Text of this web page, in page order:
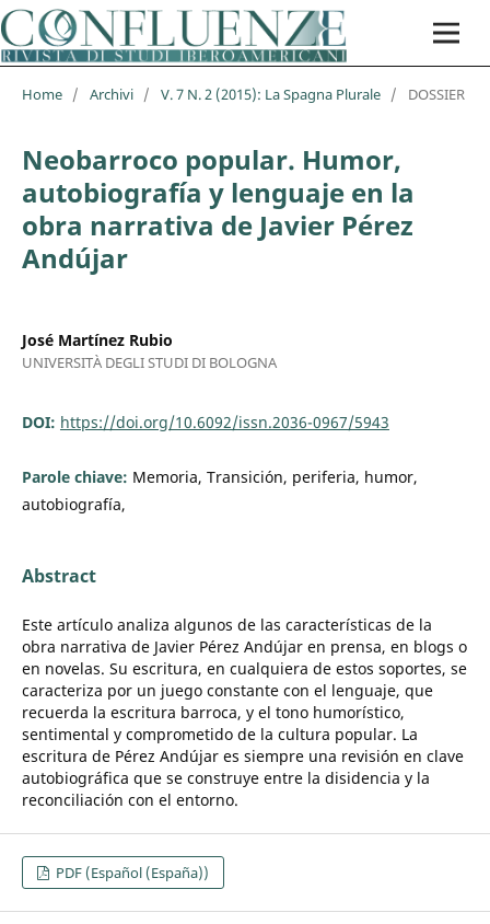
Home / Archivi / V. 7 N. 2 (2015): La Spagna Plurale / DOSSIER
Neobarroco popular. Humor,
autobiografía y lenguaje en la
obra narrativa de Javier Pérez
Andújar
José Martínez Rubio
UNIVERSITÀ DEGLI STUDI DI BOLOGNA
DOI: https://doi.org/10.6092/issn.2036-0967/5943
Parole chiave: Memoria, Transición, periferia, humor,
autobiografía,
Abstract
Este artículo analiza algunos de las características de la
obra narrativa de Javier Pérez Andújar en prensa, en blogs o
en novelas. Su escritura, en cualquiera de estos soportes, se
caracteriza por un juego constante con el lenguaje, que
recuerda la escritura barroca, y el tono humorístico,
sentimental y comprometido de la cultura popular. La
escritura de Pérez Andújar es siempre una revisión en clave
autobiográfica que se construye entre la disidencia y la
reconciliación con el entorno.
PDF (Español (España))